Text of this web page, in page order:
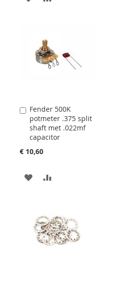
TE
VERGELIJKEN
Fender 500K
potmeter .375 split
shaft met .022mf
capacitor
€ 10,60
Aan
winkelwagen
toevoegen
AAN
TE
VERGELIJKEN